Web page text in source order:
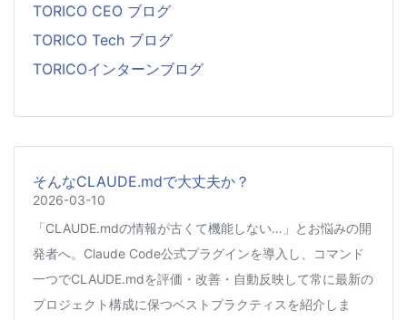
TORICO CEO ブログ
TORICO Tech ブログ
TORICOインターンブログ
そんなCLAUDE.mdで大丈夫か？
2026-03-10
「CLAUDE.mdの情報が古くて機能しない…」とお悩みの開
発者へ。Claude Code公式プラグインを導入し、コマンド
一つでCLAUDE.mdを評価・改善・自動反映して常に最新の
プロジェクト構成に保つベストプラクティスを紹介しま